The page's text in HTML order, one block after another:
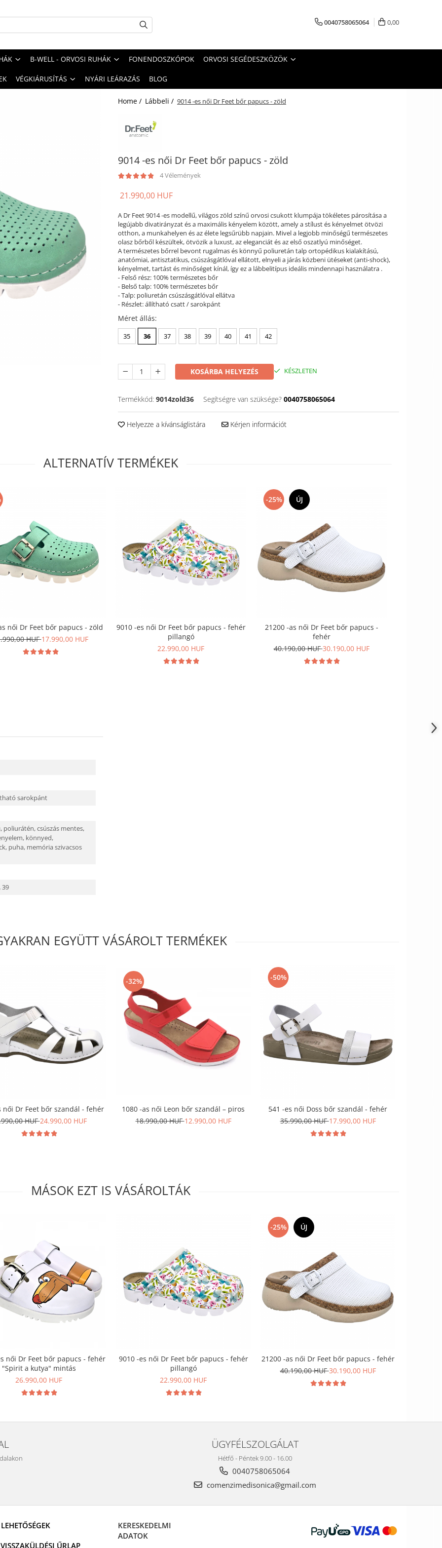
0040758065064 0,00
B-WELL - ORVOSI RUHÁK FONENDOSZKÓPOK ORVOSI SEGÉDESZKÖZÖK
VÉGKIÁRUSÍTÁS NYÁRI LEÁRAZÁS BLOG
Home / Lábbeli / 9014 -es női Dr Feet bőr papucs - zöld
9014 -es női Dr Feet bőr papucs - zöld
4 Vélemények
21.990,00 HUF
A Dr Feet 9014 -es modellű, világos zöld színű orvosi csukott klumpája tökéletes párosítása a
legújabb divatirányzat és a maximális kényelem között, amely a stílust és kényelmet ötvözi
otthon, a munkahelyen és az élete legsűrübb napjain. Mivel a legjobb minőségű természetes
olasz bőrből készültek, ötvözik a luxust, az eleganciát és az első oszatlyú minőséget.
A természetes bőrrel bevont rugalmas és könnyű poliuretán talp ortopédikus kialakítású,
anatómiai, antisztatikus, csúszásgátlóval ellátott, elnyeli a járás közbeni ütéseket (anti-shock),
kényelmet, tartást és minőséget kínál, így ez a lábbelitípus ideális mindennapi használatra .
- Felső rész: 100% természetes bőr
- Belső talp: 100% természetes bőr
- Talp: poliuretán csúszásgátlóval ellátva
- Részlet: állítható csatt / sarokpánt
Méret állás:
35 36 37 38 39 40 41 42
KOSÁRBA HELYEZÉS KÉSZLETEN
Termékkód: 9014zold36 Segítségre van szüksége? 0040758065064
Helyezze a kívánságlistára Kérjen információt
ALTERNATÍV TERMÉKEK
női Dr Feet bőr papucs - zöld
HUF17.990,00 HUF
9010 -es női Dr Feet bőr papucs - fehér
pillangó
22.990,00 HUF
-25% ÚJ
21200 -as női Dr Feet bőr papucs -
fehér
40.190,00 HUF30.190,00 HUF
sarokpánt
poliurátén,csúszás mentes,
könnyed,
puha, memória szivacsos
39
EGYÜTT VÁSÁROLT TERMÉKEK
női Dr Feet bőr szandál - fehér
HUF24.990,00 HUF
-32%
1080 -as női Leon bőr szandál – piros
18.990,00 HUF12.990,00 HUF
-50%
541 -es női Doss bőr szandál - fehér
35.990,00 HUF17.990,00 HUF
MÁSOK EZT IS VÁSÁROLTÁK
női Dr Feet bőr papucs - fehér
"Spirit a kutya" mintás
26.990,00 HUF
9010 -es női Dr Feet bőr papucs - fehér
pillangó
22.990,00 HUF
-25% ÚJ
21200 -as női Dr Feet bőr papucs - fehér
40.190,00 HUF30.190,00 HUF
ÜGYFÉLSZOLGÁLAT
Hétfő - Péntek 9.00 - 16.00
0040758065064
comenzimedisonica@gmail.com
ŰRLAP
KERESKEDELMI
ADATOK